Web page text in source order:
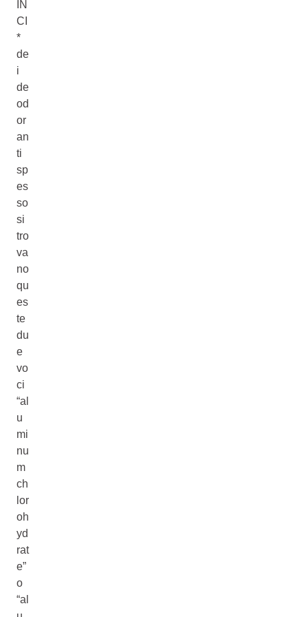
IN
CI
*
de
i
de
od
or
an
ti
sp
es
so
si
tro
va
no
qu
es
te
du
e
vo
ci
“al
u
mi
nu
m
ch
lor
oh
yd
rat
e”
o
“al